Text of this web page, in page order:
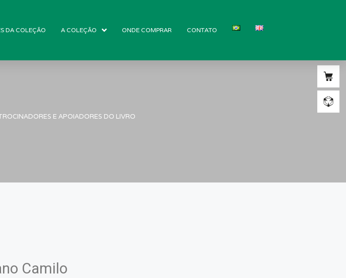
DA COLEÇÃO A COLEÇÃO ONDE COMPRAR CONTATO
E APOIADORES DO LIVRO
Camilo